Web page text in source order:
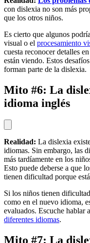
con dislexia no son más
que los otros niños.
Es cierto que algunos
visual o el procesamiento
cuesta reconocer detalles
están viendo. Estos
forman parte de la dislexia.
Mito #6: La
idioma inglés
Realidad: La dislexia
idiomas. Sin embargo, las
más tardíamente en los
Esto puede deberse a que
tienen dificultad porque
Si los niños tienen
como en el nuevo idioma,
evaluados. Escuche hablar
diferentes idiomas.
Mito #7: La